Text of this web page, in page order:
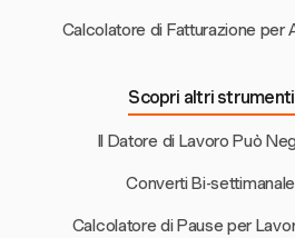
Calcolatore di Fatturazione per
Scopri altri
Il Datore di Lavoro Può
Converti Bi-
Calcolatore di Pause per